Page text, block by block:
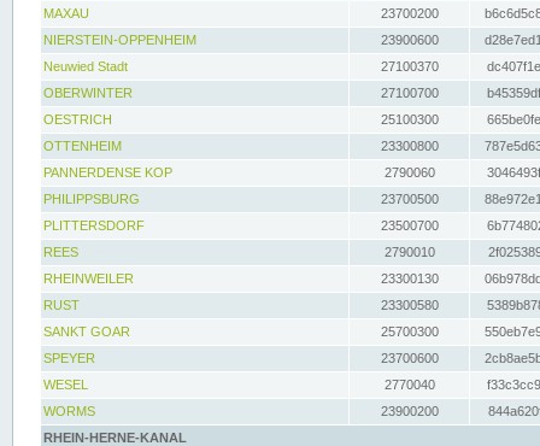
MAXAU
23700200
NIERSTEIN-OPPENHEIM
23900600
Neuwied Stadt
27100370
OBERWINTER
27100700
OESTRICH
25100300
OTTENHEIM
23300800
PANNERDENSE KOP
2790060
PHILIPPSBURG
23700500
PLITTERSDORF
23500700
REES
2790010
RHEINWEILER
23300130
RUST
23300580
SANKT GOAR
25700300
SPEYER
23700600
WESEL
2770040
WORMS
23900200
RHEIN-HERNE-KANAL